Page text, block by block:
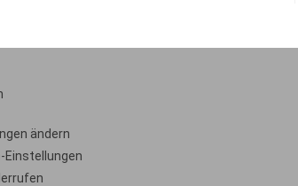
ändern
Einstellungen